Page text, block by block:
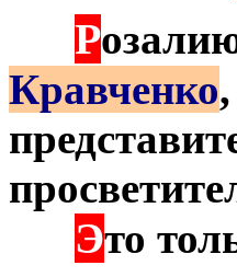
Р
Кравченко
Это